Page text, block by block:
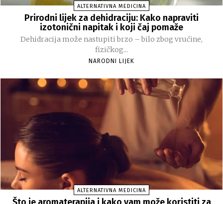
ALTERNATIVNA MEDICINA
Prirodni lijek za dehidraciju: Kako napraviti
izotonični napitak i koji čaj pomaže
Dehidracija može nastupiti brzo – bilo zbog vrućine,
fizičkog...
NARODNI LIJEK
ALTERNATIVNA MEDICINA
Što je aromaterapija i kako vam može koristiti za